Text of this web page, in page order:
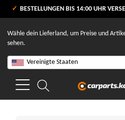
VERSANDKOSTENFREI AB 80 €
BESTELLUNGEN BIS 14:00 UHR
Wähle dein Lieferland, um Preise und
sehen.
Vereinigte Staaten